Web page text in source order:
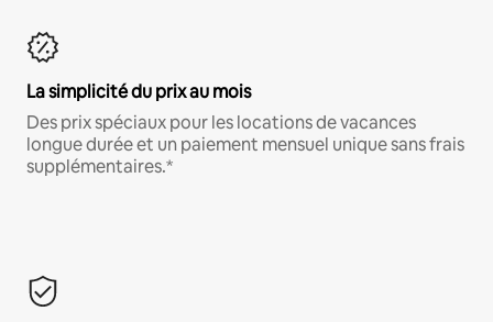
La simplicité du prix au mois
Des prix spéciaux pour les locations de vacances
longue durée et un paiement mensuel unique sans frais
supplémentaires.*